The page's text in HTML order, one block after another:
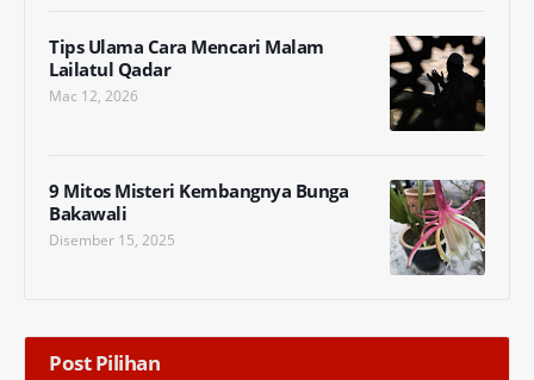
Tips Ulama Cara Mencari Malam
Lailatul Qadar
Mac 12, 2026
9 Mitos Misteri Kembangnya Bunga
Bakawali
Disember 15, 2025
Post Pilihan